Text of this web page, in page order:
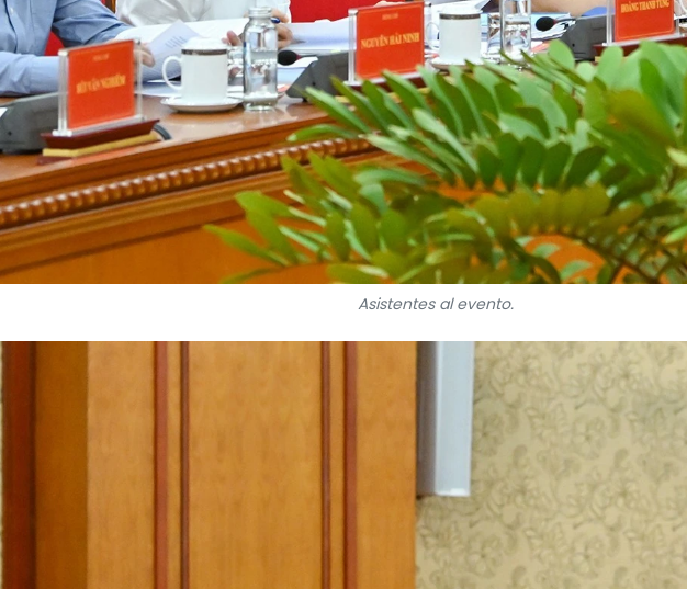
Asistentes al evento.